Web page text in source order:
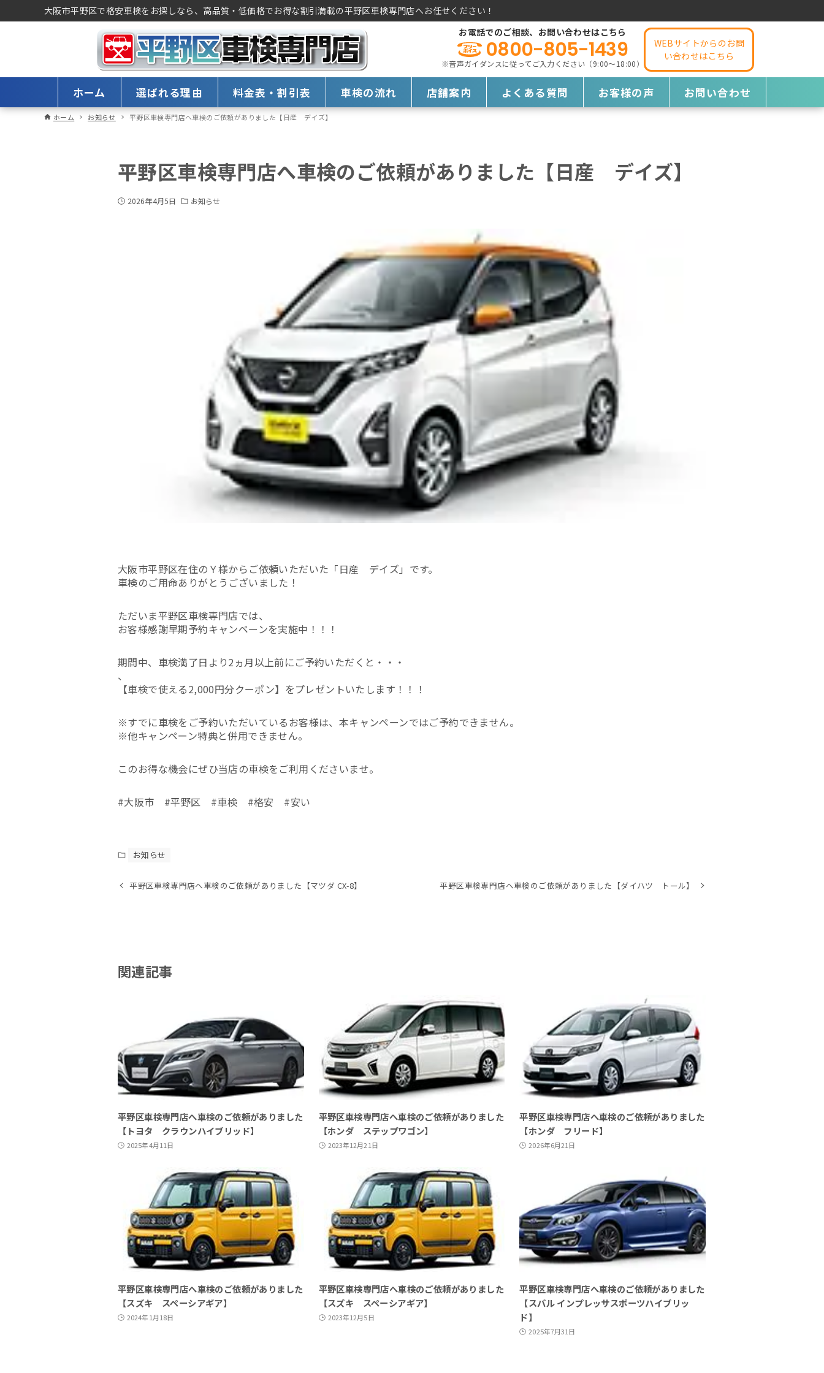
大阪市平野区で格安車検をお探しなら、高品質・低価格でお得な割引満載の平野区車検専門店へお任せください！
お電話でのご相談、お問い合わせはこちら
0800-805-1439
※音声ガイダンスに従ってご入力ください（9:00～18:00）
WEBサイトからのお問
い合わせはこちら
ホーム 選ばれる理由 料金表・割引表 車検の流れ 店舗案内 よくある質問 お客様の声 お問い合わせ
ホーム お知らせ 平野区車検専門店へ車検のご依頼がありました【日産 デイズ】
平野区車検専門店へ車検のご依頼がありました【日産 デイズ】
2026年4月5日 お知らせ
大阪市平野区在住のＹ様からご依頼いただいた「日産 デイズ」です。
車検のご用命ありがとうございました！
ただいま平野区車検専門店では、
お客様感謝早期予約キャンペーンを実施中！！！
期間中、車検満了日より2ヵ月以上前にご予約いただくと・・・
、
【車検で使える2,000円分クーポン】をプレゼントいたします！！！
※すでに車検をご予約いただいているお客様は、本キャンペーンではご予約できません。
※他キャンペーン特典と併用できません。
このお得な機会にぜひ当店の車検をご利用くださいませ。
#大阪市 #平野区 #車検 #格安 #安い
お知らせ
平野区車検専門店へ車検のご依頼がありました【マツダ CX-8】 平野区車検専門店へ車検のご依頼がありました【ダイハツ トール】
関連記事
平野区車検専門店へ車検のご依頼がありました
【トヨタ クラウンハイブリッド】
2025年4月11日
平野区車検専門店へ車検のご依頼がありました
【ホンダ ステップワゴン】
2023年12月21日
平野区車検専門店へ車検のご依頼がありました
【ホンダ フリード】
2026年6月21日
平野区車検専門店へ車検のご依頼がありました
【スズキ スペーシアギア】
2024年1月18日
平野区車検専門店へ車検のご依頼がありました
【スズキ スペーシアギア】
2023年12月5日
平野区車検専門店へ車検のご依頼がありました
【スバル インプレッサスポーツハイブリッ
ド】
2025年7月31日